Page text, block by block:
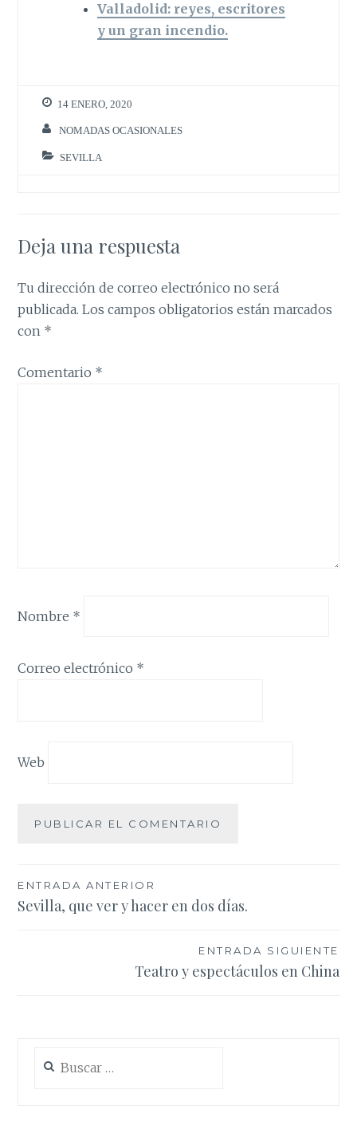
Valladolid: reyes, escritores
y un gran incendio.
14 ENERO, 2020
NOMADAS OCASIONALES
SEVILLA
Deja una respuesta
Tu dirección de correo electrónico no será
publicada. Los campos obligatorios están marcados
con *
Comentario *
Nombre *
Correo electrónico *
Web
Navegación
de
ENTRADA ANTERIOR
Sevilla, que ver y hacer en dos días.
ENTRADA SIGUIENTE
Teatro y espectáculos en China